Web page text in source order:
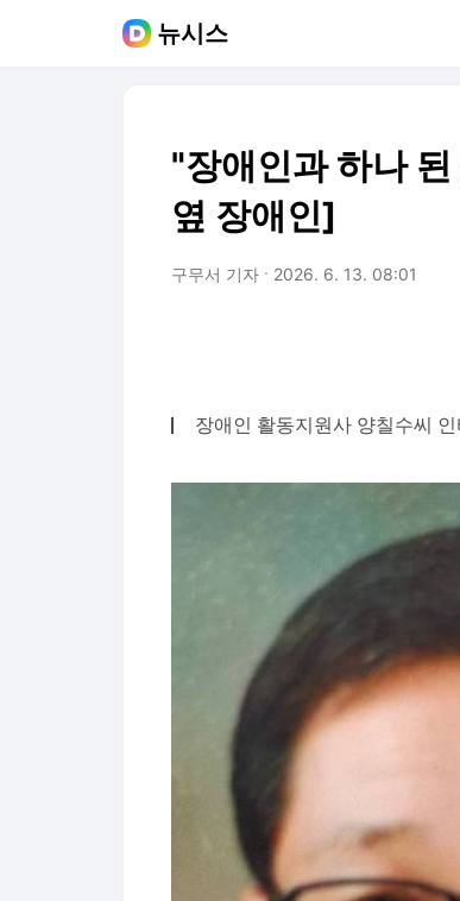
뉴시스
"장애인과 하나
옆 장애인]
구무서 기자 2026. 6. 13. 08:01
장애인 활동지원사 양칠수씨